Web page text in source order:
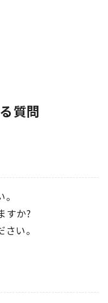
質問
すか?
い。